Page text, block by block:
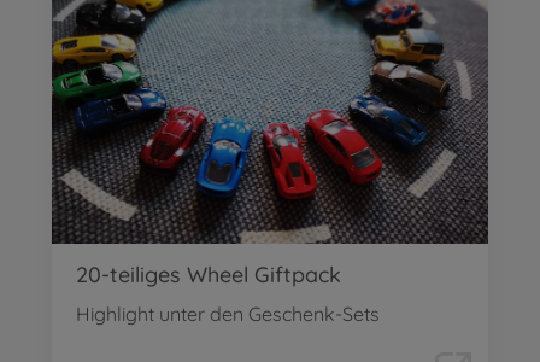
20-teiliges Wheel Giftpack
Highlight unter den Geschenk-Sets